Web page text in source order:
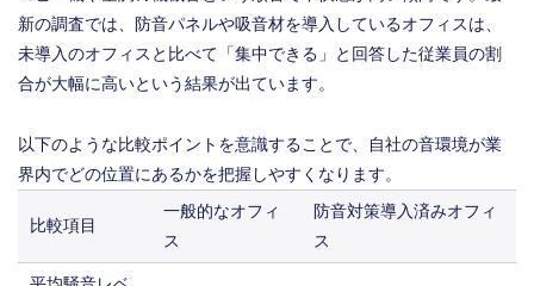
新の調査では、防音パネルや吸音材を導入しているオフィスは、
未導入のオフィスと比べて「集中できる」と回答した従業員の割
合が大幅に高いという結果が出ています。
以下のような比較ポイントを意識することで、自社の音環境が業
界内でどの位置にあるかを把握しやすくなります。
比較項目
一般的なオフィ
ス
防音対策導入済みオフィ
ス